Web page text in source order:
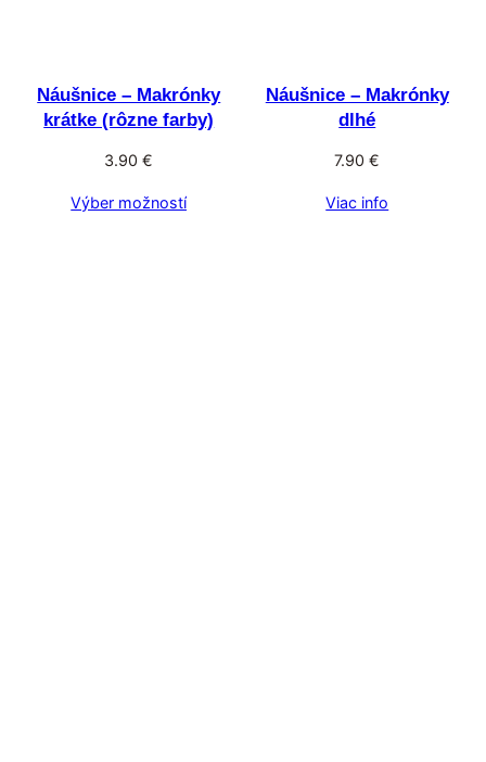
Náušnice – Makrónky
krátke (rôzne farby)
3.90€
Výber možností
Náušnice – Makrónky
dlhé
7.90€
Viac info